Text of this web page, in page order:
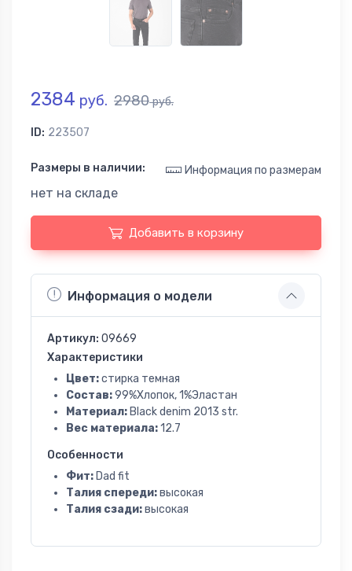
2384 руб. 2980руб.
ID: 223507
Размеры в наличии: Информация по размерам
нет на складе
Добавить в корзину
Информация о модели
Артикул: 09669
Характеристики
Цвет:стирка темная
Состав:99%Хлопок, 1%Эластан
Материал: Black denim 2013 str.
Вес материала:12.7
Особенности
Фит: Dad fit
Талия спереди:высокая
Талия сзади:высокая